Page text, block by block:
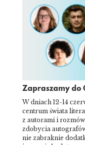
Zapraszamy do
W dniach 12-14
centrum świata
z autorami i
zdobycia
nie zabraknie